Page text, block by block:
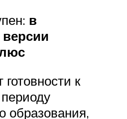
в
к
образования,